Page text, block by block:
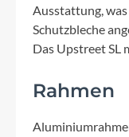
Ausstattung,
Schutzbleche
Das Upstreet SL
Rahmen